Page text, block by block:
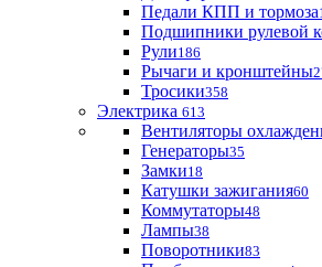
Педали КПП и тормоза
Подшипники рулевой
Рули186
Рычаги и кронштейны
Тросики358
Электрика 613
Вентиляторы
Генераторы35
Замки18
Катушки зажигания60
Коммутаторы48
Лампы38
Поворотники83